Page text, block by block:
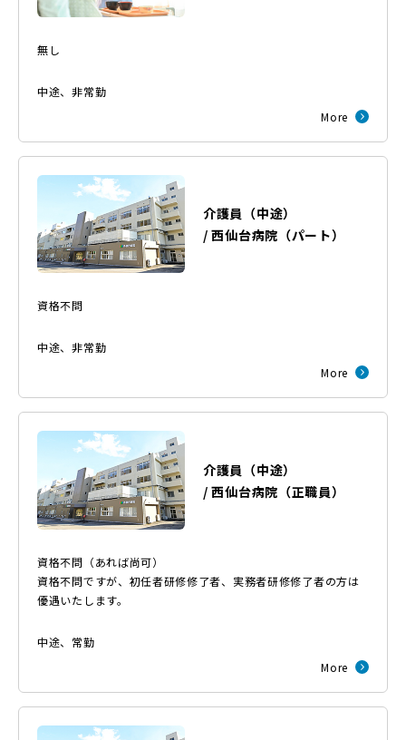
無し
中途、非常勤
More
介護員（中途）
/西仙台病院 （パート）
資格不問
中途、非常勤
More
介護員（中途）
/西仙台病院 （正職員）
資格不問（あれば尚可）
資格不問ですが、初任者研修修了者、実務者研修修了者の方は
優遇いたします。
中途、 常勤
More